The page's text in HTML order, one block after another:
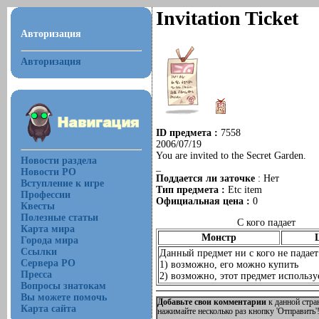
Авторизация
Авторизация
Новости раздела
Новости РО
Вступление к игре
Профессии
Квесты
Полезные статьи
Карта мира
Города мира
Ссылки
Сервера РО
Пресса
Вопросы знатокам
Вы можете помочь
Карта сайта
Invitation Ticket
ID предмета : 7558
2006/07/19
You are invited to the Secret Garden.
Поддается ли заточке : Нет
Тип предмета :Etc item
Официальная цена :0
С кого падает
Монстр
Данный предмет ни с кого не падает
1) возможно, его можно купить
2) возможно, этот предмет
Добавьте свои комментарии к данной
нажимайте несколько раз кнопку